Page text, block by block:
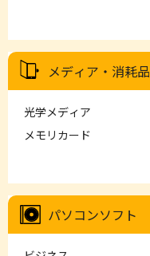
メディア・消耗品
光学メディア
メモリカード
パソコンソフト